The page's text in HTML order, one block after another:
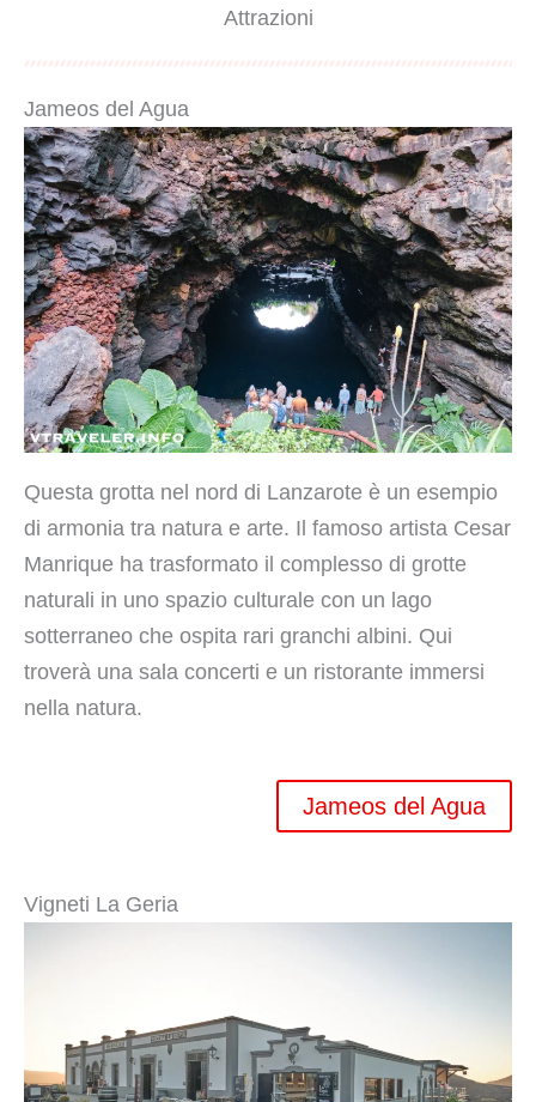
Attrazioni
Jameos del Agua
Questa grotta nel nord di Lanzarote è un esempio
di armonia tra natura e arte. Il famoso artista Cesar
Manrique ha trasformato il complesso di grotte
naturali in uno spazio culturale con un lago
sotterraneo che ospita rari granchi albini. Qui
troverà una sala concerti e un ristorante immersi
nella natura.
Jameos del Agua
Vigneti La Geria